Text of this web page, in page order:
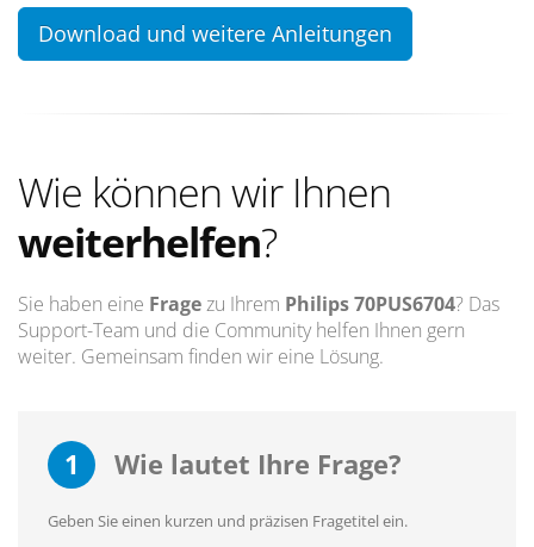
Download und weitere Anleitungen
Wie können wir Ihnen
weiterhelfen?
Sie haben eine Fragezu Ihrem Philips 70PUS6704? Das
Support-Team und die Community helfen Ihnen gern
weiter. Gemeinsam finden wir eine Lösung.
1 Wie lautet Ihre Frage?
Geben Sie einen kurzen und präzisen Fragetitel ein.